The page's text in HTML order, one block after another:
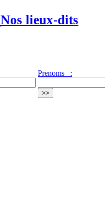
Nos lieux-dits
Prenoms :